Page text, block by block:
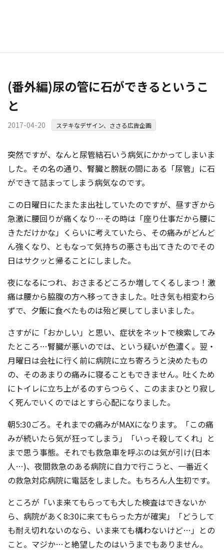
(番外編)尿の管に石ができるというこ
と
2017-04-20 ステキなデザイン、ささる広告企画
突然ですが、なんと尿管結石いう病気にかかってしまいま
した。その名の通り、腎臓と膀胱の間にある「尿管」に石
ができて詰まってしまう病気なのです。
この日曜日にたまたま出社していたのですが、昼すぎから
急激に腰回りが痛くなり…その時は「座り仕事だから腰に
きただけかな」くらいに考えていたら、その痛みがどんど
ん強くなり、ともなって気持ちの悪さも出てきたのでその
日はサクッと帰ることにしました。
夜になるにつれ、おさまるどころか増してくるしまつ！激
痛は腰から脇腹の方へ移ってきました。吐き気も相変わら
ずで、夕飯に食べたものは殆ど戻してしまいました。
さすがに「おかしい」と思い、症状をネットで検索してみ
たところ…腎臓が悪いのでは、という疑いが色濃く。翌・
月曜日は会社に行く前に病院に立ち寄ろうと決めたもの
の、そのあまりの痛みに寝ることもできません。吐くため
にトイレに立ち上がるのすらつらく、このままひとり寂し
く死んでいくのではとすら心配になりました。
朝5:30ごろ。それまでの痛みがMAXになります。「この痛
みが続いたら気が狂ってしまう」「いっそ殺してくれ」と
まで思う事態。それでも救急車を呼ぶのは気が引け(日本
人…)、夜間救急のある病院に自力で行こうと、一番近く
の救急対応病院に電話をしました。もちろん人生初です。
ところが「いま来てもらっても大した検査はできないか
ら、病院があく8:30に来てもらった方が確実」「どうして
も耐え切れないのなら、いま来ても構わないけど…」との
こと。マジか…と絶望したのはいうまでもありません。